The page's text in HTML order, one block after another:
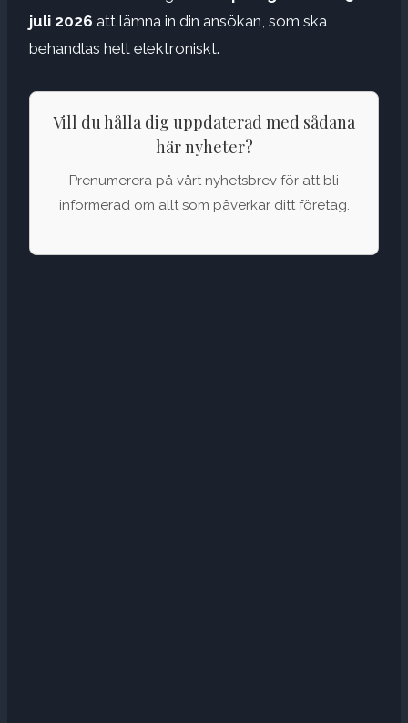
juli 2026 att lämna in din ansökan, som ska
behandlas helt elektroniskt.
Vill du hålla dig uppdaterad med sådana
här nyheter?
Prenumerera på vårt nyhetsbrev för att bli
informerad om allt som påverkar ditt företag.